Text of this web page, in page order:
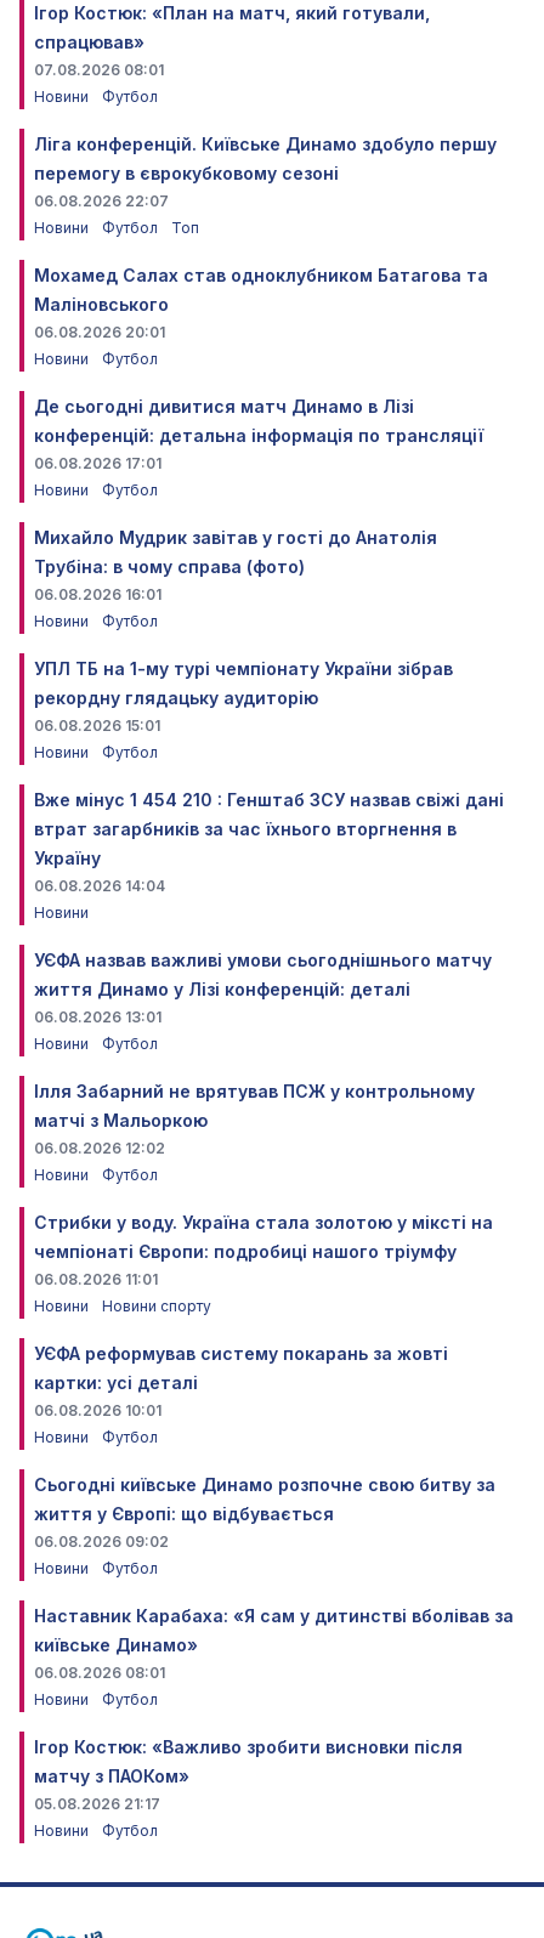
Ігор Костюк: «План на матч, який готували,
спрацював»
07.08.2026 08:01
Новини
Футбол
Ліга конференцій. Київське Динамо здобуло першу
перемогу в єврокубковому сезоні
06.08.2026 22:07
Новини
Футбол Топ
Мохамед Салах став одноклубником Батагова та
Маліновського
06.08.2026 20:01
Новини
Футбол
Де сьогодні дивитися матч Динамо в Лізі
конференцій: детальна інформація по трансляції
06.08.2026 17:01
Новини
Футбол
Михайло Мудрик завітав у гості до Анатолія
Трубіна: в чому справа (фото)
06.08.2026 16:01
Новини
Футбол
УПЛ ТБ на 1-му турі чемпіонату України зібрав
рекордну глядацьку аудиторію
06.08.2026 15:01
Новини
Футбол
Вже мінус 1 454 210 : Генштаб ЗСУ назвав свіжі дані
втрат загарбників за час їхнього вторгнення в
Україну
06.08.2026 14:04
Новини
УЄФА назвав важливі умови сьогоднішнього матчу
життя Динамо у Лізі конференцій: деталі
06.08.2026 13:01
Новини
Футбол
Ілля Забарний не врятував ПСЖ у контрольному
матчі з Мальоркою
06.08.2026 12:02
Новини
Футбол
Стрибки у воду. Україна стала золотою у міксті на
чемпіонаті Європи: подробиці нашого тріумфу
06.08.2026 11:01
Новини
Новини спорту
УЄФА реформував систему покарань за жовті
картки: усі деталі
06.08.2026 10:01
Новини
Футбол
Сьогодні київське Динамо розпочне свою битву за
життя у Європі: що відбувається
06.08.2026 09:02
Новини
Футбол
Наставник Карабаха: «Я сам у дитинстві вболівав за
київське Динамо»
06.08.2026 08:01
Новини
Футбол
Ігор Костюк: «Важливо зробити висновки після
матчу з ПАОКом»
05.08.2026 21:17
Новини
Футбол